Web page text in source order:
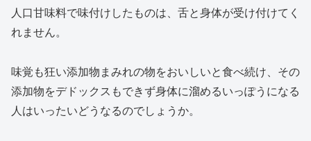
人口甘味料で味付けしたものは、舌と身体が受け付けてく
れません。
味覚も狂い添加物まみれの物をおいしいと食べ続け、その
添加物をデドックスもできず身体に溜めるいっぽうになる
人はいったいどうなるのでしょうか。